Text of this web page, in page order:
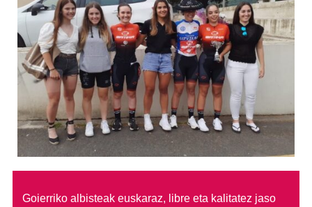
Goierriko albisteak euskaraz, libre eta kalitatez jaso